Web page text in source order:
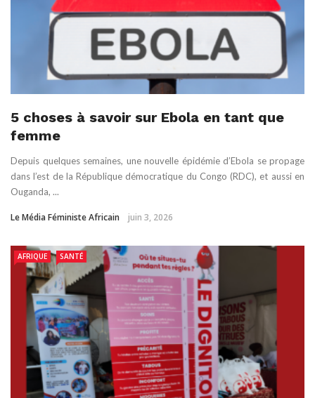
5 choses à savoir sur Ebola en tant que
femme
Depuis quelques semaines, une nouvelle épidémie d’Ebola se propage
dans l’est de la République démocratique du Congo (RDC), et aussi en
Ouganda, ...
Le Média Féministe Africain juin 3, 2026
AFRIQUE SANTÉ